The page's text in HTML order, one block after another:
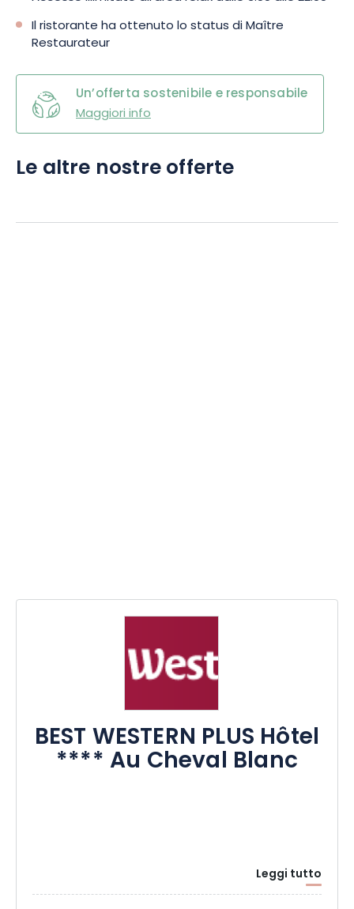
Il ristorante ha ottenuto lo status di Maître
Restaurateur
Un’offerta sostenibile e responsabile
Maggiori info
Le altre nostre offerte
BEST WESTERN PLUS Hôtel
**** Au Cheval Blanc
Leggi tutto